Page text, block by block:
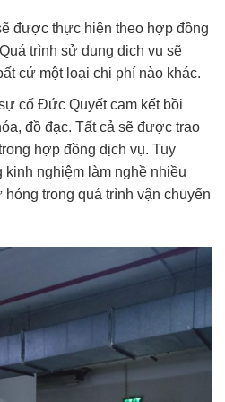
được thực hiện theo hợp đồng
trình sử dụng dịch vụ sẽ
cứ một loại chi phí nào khác.
cố Đức Quyết cam kết bồi
đồ đạc. Tất cả sẽ được trao
hợp đồng dịch vụ. Tuy
kinh nghiệm làm nghề nhiều
trong quá trình vận chuyển